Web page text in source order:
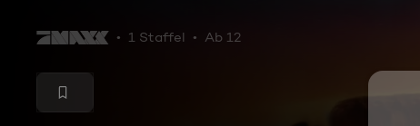
1 Staffel Ab 12